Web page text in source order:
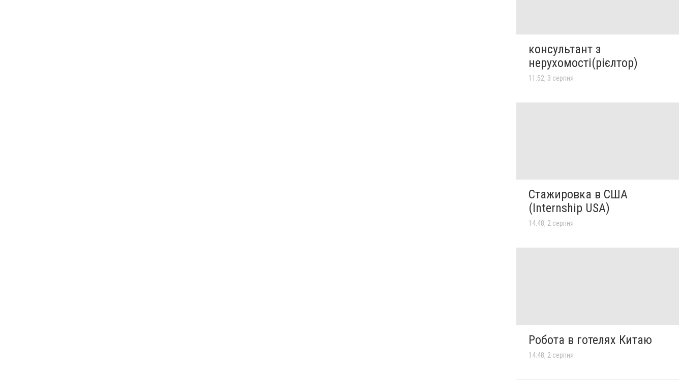
консультант з
нерухомості(рієлтор)
11:52, 3 серпня
Стажировка в США
(Internship USA)
14:48, 2 серпня
Робота в готелях Китаю
14:48, 2 серпня